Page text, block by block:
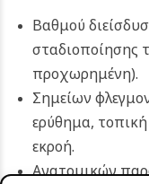
Βαθμού
σταδιοποίησης
προχωρημένη).
Σημείων
ερύθημα,
εκροή.
Ανατομικών